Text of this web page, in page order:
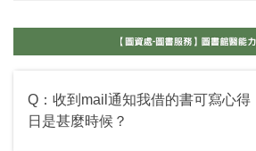
Q：收到mail通知我借的書可寫心得
日是甚麼時候？